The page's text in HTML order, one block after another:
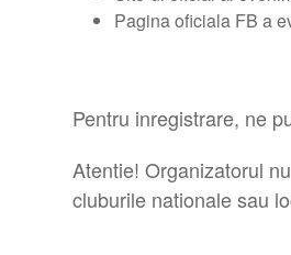
Pagina oficiala FB a
Pentru inregistrare, ne
Atentie! Organizatorul
cluburile nationale sau